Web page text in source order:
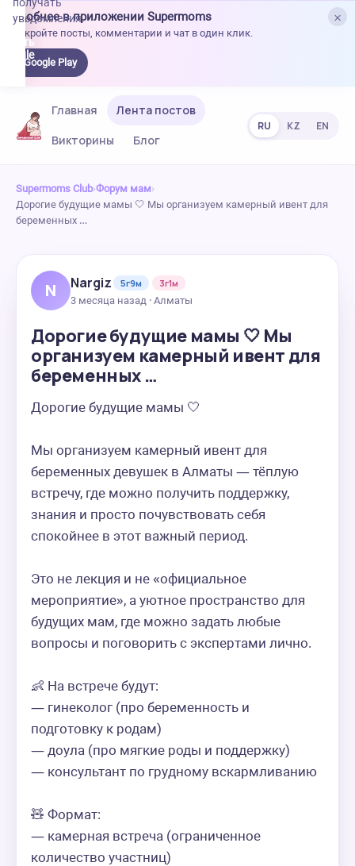
×
Удобнее в приложении Supermoms
Откройте посты, комментарии и чат в один клик.
Google Play
уведомления.
Главная
Лента постов
Викторины
Блог
RU KZ EN
Supermoms Club›Форум мам›
Дорогие будущие мамы 🤍 Мы организуем камерный ивент для
беременных …
N Nargiz 5г9м
3г1м
3 месяца назад · Алматы
Дорогие будущие мамы 🤍 Мы
организуем камерный ивент для
беременных …
Дорогие будущие мамы 🤍
Мы организуем камерный ивент для
беременных девушек в Алматы — тёплую
встречу, где можно получить поддержку,
знания и просто почувствовать себя
спокойнее в этот важный период.
Это не лекция и не «официальное
мероприятие», а уютное пространство для
будущих мам, где можно задать любые
вопросы и поговорить с экспертами лично.
👶 На встрече будут:
— гинеколог (про беременность и
подготовку к родам)
— доула (про мягкие роды и поддержку)
— консультант по грудному вскармливанию
🧸 Формат:
— камерная встреча (ограниченное
количество участниц)